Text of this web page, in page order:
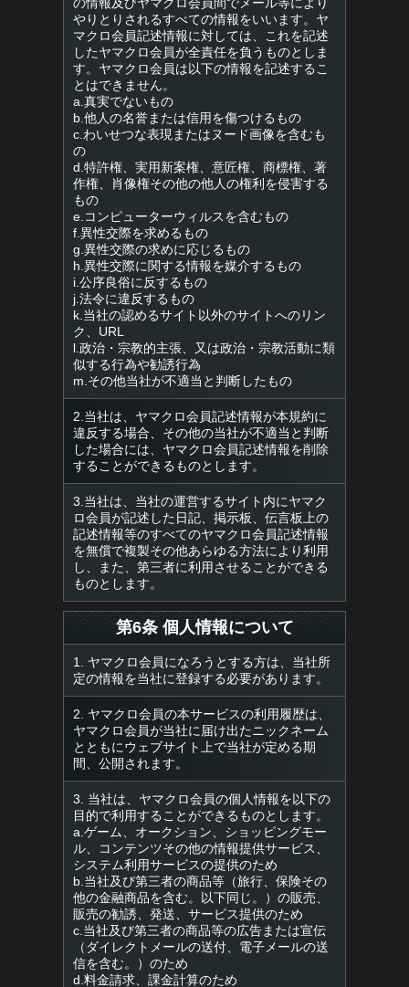
やりとりされるすべての情報をいいます。ヤ
マクロ会員記述情報に対しては、これを記述
したヤマクロ会員が全責任を負うものとしま
す。ヤマクロ会員は以下の情報を記述するこ
とはできません。
a.真実でないもの
b.他人の名誉または信用を傷つけるもの
c.わいせつな表現またはヌード画像を含むも
の
d.特許権、実用新案権、意匠権、商標権、著
作権、肖像権その他の他人の権利を侵害する
もの
e.コンピューターウィルスを含むもの
f.異性交際を求めるもの
g.異性交際の求めに応じるもの
h.異性交際に関する情報を媒介するもの
i.公序良俗に反するもの
j.法令に違反するもの
k.当社の認めるサイト以外のサイトへのリン
ク、URL
l.政治・宗教的主張、又は政治・宗教活動に類
似する行為や勧誘行為
m.その他当社が不適当と判断したもの
2.当社は、ヤマクロ会員記述情報が本規約に
違反する場合、その他の当社が不適当と判断
した場合には、ヤマクロ会員記述情報を削除
することができるものとします。
3.当社は、当社の運営するサイト内にヤマク
ロ会員が記述した日記、掲示板、伝言板上の
記述情報等のすべてのヤマクロ会員記述情報
を無償で複製その他あらゆる方法により利用
し、また、第三者に利用させることができる
ものとします。
第6条 個人情報について
1. ヤマクロ会員になろうとする方は、当社所
定の情報を当社に登録する必要があります。
2. ヤマクロ会員の本サービスの利用履歴は、
ヤマクロ会員が当社に届け出たニックネーム
とともにウェブサイト上で当社が定める期
間、公開されます。
3. 当社は、ヤマクロ会員の個人情報を以下の
目的で利用することができるものとします。
a.ゲーム、オークション、ショッピングモー
ル、コンテンツその他の情報提供サービス、
システム利用サービスの提供のため
b.当社及び第三者の商品等（旅行、保険その
他の金融商品を含む。以下同じ。）の販売、
販売の勧誘、発送、サービス提供のため
c.当社及び第三者の商品等の広告または宣伝
（ダイレクトメールの送付、電子メールの送
信を含む。）のため
d.料金請求、課金計算のため